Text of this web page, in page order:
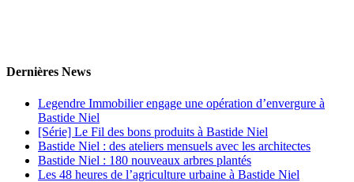
Dernières News
Legendre Immobilier engage une opération d’envergure à
Bastide Niel
[Série] Le Fil des bons produits à Bastide Niel
Bastide Niel : des ateliers mensuels avec les architectes
Bastide Niel : 180 nouveaux arbres plantés
Les 48 heures de l’agriculture urbaine à Bastide Niel